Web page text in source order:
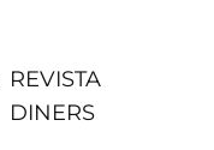
REVISTA
DINERS